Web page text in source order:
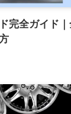
完全ガイド